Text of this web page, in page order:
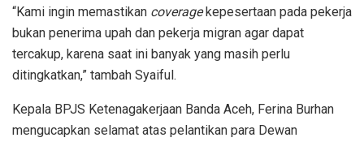
“Kami ingin memastikan coveragekepesertaan pada pekerja
bukan penerima upah dan pekerja migran agar dapat
tercakup, karena saat ini banyak yang masih perlu
ditingkatkan,” tambah Syaiful.
Kepala BPJS Ketenagakerjaan Banda Aceh, Ferina Burhan
mengucapkan selamat atas pelantikan para Dewan